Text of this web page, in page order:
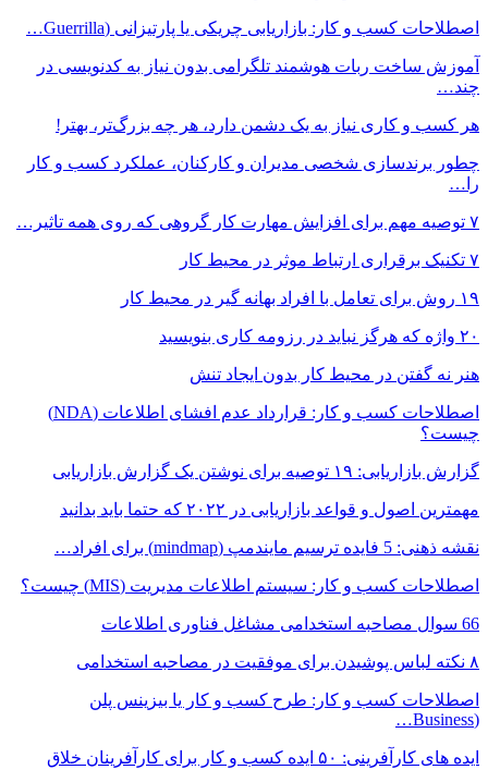
اصطلاحات کسب و کار: بازاریابی چریکی یا پارتیزانی (Guerrilla…
آموزش ساخت ربات هوشمند تلگرامی بدون نیاز به کدنویسی در
چند…
هر کسب و کاری نیاز به یک دشمن دارد، هر چه بزرگ‌تر، بهتر!
چطور برندسازی شخصی مدیران و کارکنان، عملکرد کسب و کار
را…
۷ توصیه مهم برای افزایش مهارت کار گروهی که روی همه تاثیر…
۷ تکنیک برقراری ارتباط موثر در محیط کار
۱۹ روش‌ برای تعامل با افراد بهانه گیر در محیط کار
۲۰ واژه که هرگز نباید در رزومه کاری بنویسید
هنر نه گفتن در محیط کار بدون ایجاد تنش
اصطلاحات کسب و کار: قرارداد عدم افشای اطلاعات (NDA)
چیست؟
گزارش بازاریابی: ۱۹ توصیه برای نوشتن یک گزارش بازاریابی
مهمترین اصول و قواعد بازاریابی در ۲۰۲۲ که حتما باید بدانید
نقشه ذهنی: 5 فایده ترسیم مایندمپ (mindmap) برای افراد…
اصطلاحات کسب و کار: سیستم اطلاعات مدیریت (MIS) چیست؟
66 سوال مصاحبه استخدامی مشاغل فناوری اطلاعات
۸ نکته‌ لباس پوشیدن برای موفقیت در مصاحبه استخدامی
اصطلاحات کسب و کار: طرح کسب و کار یا بیزینس پلن
(Business…
ایده های کارآفرینی: ۵۰ ایده کسب و کار برای کارآفرینان خلاق